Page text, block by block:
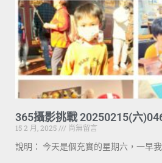
365攝影挑戰 20250215(六
15 2 月, 2025
尚無留言
說明： 今天是個充實的星期六，一早